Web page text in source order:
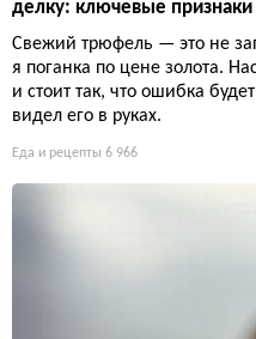
делку: ключевые признаки
Свежий трюфель — это не
я поганка по цене золота.
и стоит так, что ошибка
видел его в руках.
Еда и рецепты 6 966